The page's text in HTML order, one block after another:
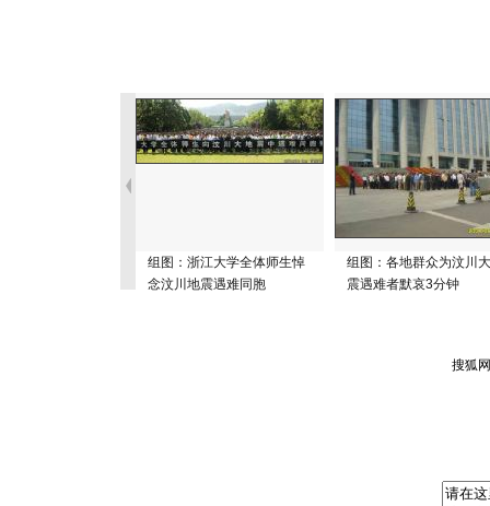
组图：浙江大学全体师生悼
念汶川地震遇难同胞
组图：各地群众为汶川
震遇难者默哀3分钟